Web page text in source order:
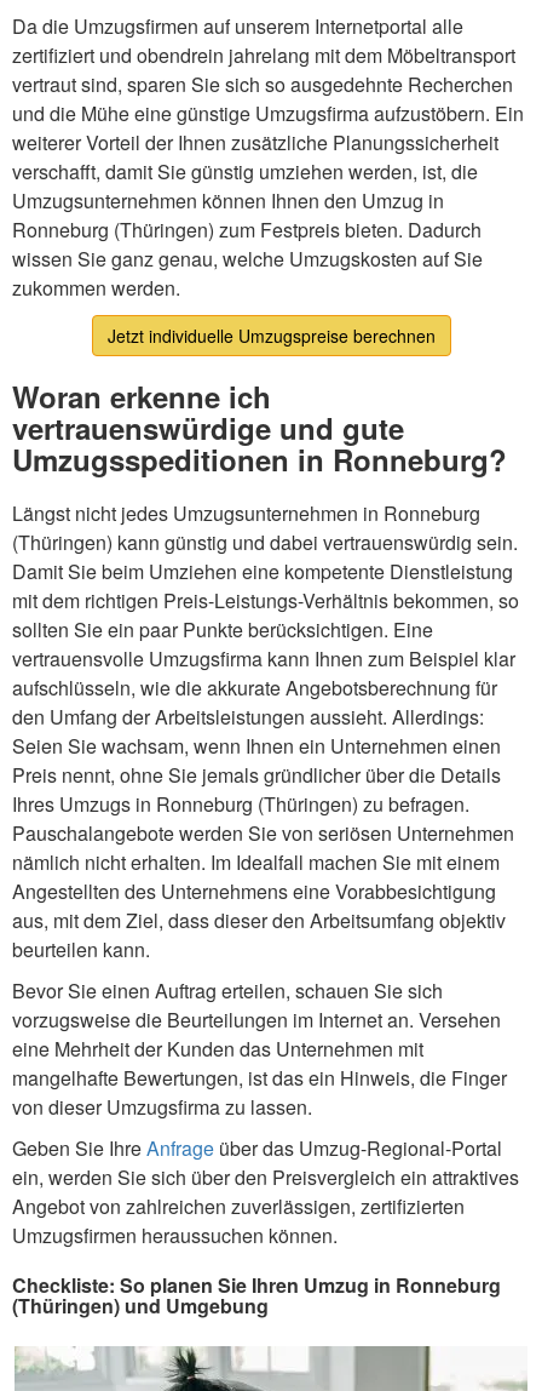
Da die Umzugsfirmen auf unserem Internetportal alle
zertifiziert und obendrein jahrelang mit dem Möbeltransport
vertraut sind, sparen Sie sich so ausgedehnte Recherchen
und die Mühe eine günstige Umzugsfirma aufzustöbern. Ein
weiterer Vorteil der Ihnen zusätzliche Planungssicherheit
verschafft, damit Sie günstig umziehen werden, ist, die
Umzugsunternehmen können Ihnen den Umzug in
Ronneburg (Thüringen) zum Festpreis bieten. Dadurch
wissen Sie ganz genau, welche Umzugskosten auf Sie
zukommen werden.
Jetzt individuelle Umzugspreise berechnen
Woran erkenne ich
vertrauenswürdige und gute
Umzugsspeditionen in Ronneburg?
Längst nicht jedes Umzugsunternehmen in Ronneburg
(Thüringen) kann günstig und dabei vertrauenswürdig sein.
Damit Sie beim Umziehen eine kompetente Dienstleistung
mit dem richtigen Preis-Leistungs-Verhältnis bekommen, so
sollten Sie ein paar Punkte berücksichtigen. Eine
vertrauensvolle Umzugsfirma kann Ihnen zum Beispiel klar
aufschlüsseln, wie die akkurate Angebotsberechnung für
den Umfang der Arbeitsleistungen aussieht. Allerdings:
Seien Sie wachsam, wenn Ihnen ein Unternehmen einen
Preis nennt, ohne Sie jemals gründlicher über die Details
Ihres Umzugs in Ronneburg (Thüringen) zu befragen.
Pauschalangebote werden Sie von seriösen Unternehmen
nämlich nicht erhalten. Im Idealfall machen Sie mit einem
Angestellten des Unternehmens eine Vorabbesichtigung
aus, mit dem Ziel, dass dieser den Arbeitsumfang objektiv
beurteilen kann.
Bevor Sie einen Auftrag erteilen, schauen Sie sich
vorzugsweise die Beurteilungen im Internet an. Versehen
eine Mehrheit der Kunden das Unternehmen mit
mangelhafte Bewertungen, ist das ein Hinweis, die Finger
von dieser Umzugsfirma zu lassen.
Geben Sie IhreAnfrage über das Umzug-Regional-Portal
ein, werden Sie sich über den Preisvergleich ein attraktives
Angebot von zahlreichen zuverlässigen, zertifizierten
Umzugsfirmen heraussuchen können.
Checkliste: So planen Sie Ihren Umzug in Ronneburg
(Thüringen) und Umgebung